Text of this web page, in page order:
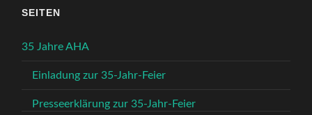
SEITEN
35 Jahre AHA
Einladung zur 35-Jahr-Feier
Presseerklärung zur 35-Jahr-Feier